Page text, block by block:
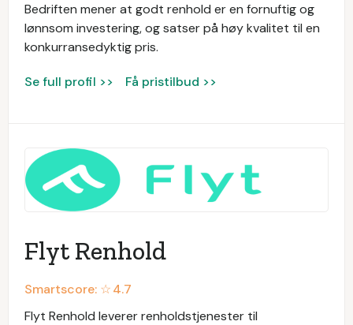
Bedriften mener at godt renhold er en fornuftig og
lønnsom investering, og satser på høy kvalitet til en
konkurransedyktig pris.
Se full profil >> Få pristilbud >>
Flyt Renhold
Smartscore: ☆4.7
Flyt Renhold leverer renholdstjenester til